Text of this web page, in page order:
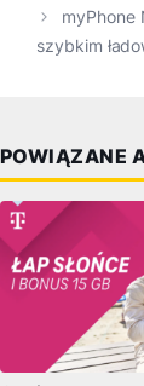
myPhone
szybkim
POWIĄZANE